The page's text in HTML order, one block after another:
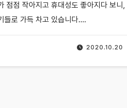
2020.10.20
점점 작아지고 휴대성도 좋아지다 보니,
들로 가득 차고 있습니다.…